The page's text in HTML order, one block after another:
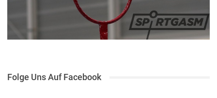
Folge Uns Auf Facebook